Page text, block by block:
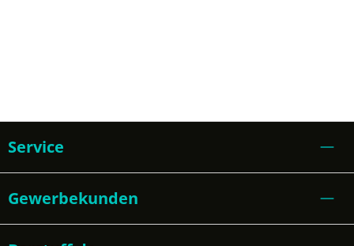
Service
Gewerbekunden